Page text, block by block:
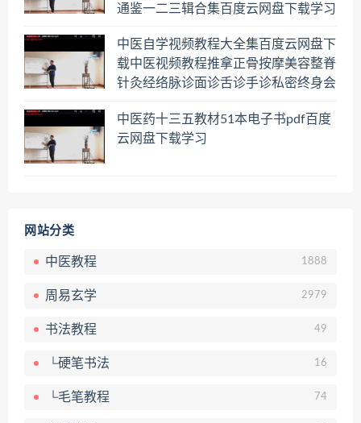
通鉴一二三辑合集百度云网盘下载学习
中医自学视频教程大全集百度云网盘下
载中医视频教程推拿正骨按摩美容整脊
针灸经络脉诊面诊舌诊手诊私密终身会
中医药十三五教材51本电子书pdf百度
云网盘下载学习
网站分类
中医教程 1888
周易玄学 2979
书法教程 49
└硬笔书法 16
└毛笔教程 74